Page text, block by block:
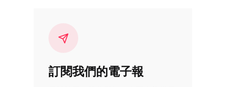
訂閱我們的電子報